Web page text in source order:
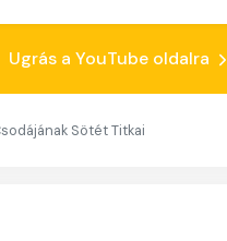
Ugrás a YouTube oldalra
Sötét Titkai